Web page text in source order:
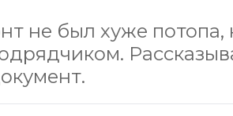
не был хуже потопа,